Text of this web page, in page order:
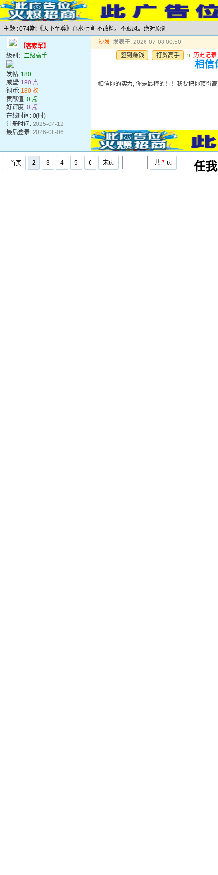
主题 : 074期:《天下至尊》心水七肖 不改料。不跟风。绝对原创
【客家军】
级别： 二级高手
发帖: 180
威望: 180 点
铜币: 180 枚
贡献值: 0 点
好评度: 0 点
在线时间: 0(时)
注册时间: 2025-04-12
最后登录: 2026-08-06
沙发 发表于: 2026-07-08 00:50
签到赚钱
打赏高手 u 历史记录
相信
相信你的实力, 你是最棒的！！我要把你顶得
首页 2 3 4 5 6 末页 共 7 页 任我